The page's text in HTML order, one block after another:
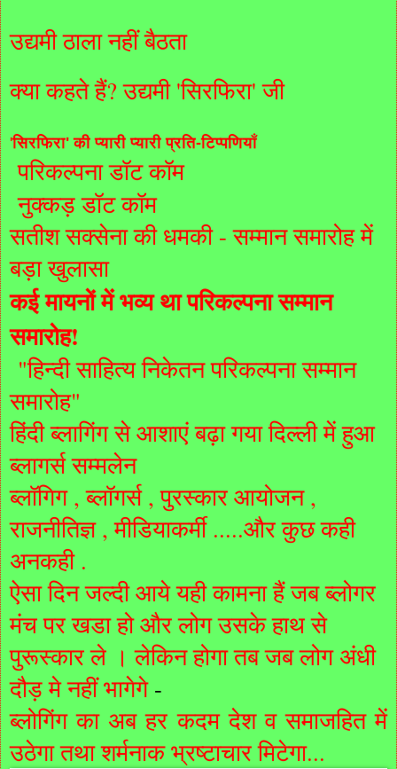
उद्यमी ठाला नहीं बैठता
क्या कहते हैं? उद्यमी 'सिरफिरा' जी
'सिरफिरा' की प्यारी प्यारी प्रति-टिप्पणियाँ
परिकल्‍पना डॉट कॉम
नुक्‍कड़ डॉट कॉम
सतीश सक्सेना की धमकी - सम्मान समारोह में
बड़ा खुलासा
कई मायनों में भव्य था परिकल्पना सम्मान
समारोह!
"हिन्दी साहित्य निकेतन परिकल्पना सम्मान
समारोह"
हिंदी ब्लागिंग से आशाएं बढ़ा गया दिल्ली में हुआ
ब्लागर्स सम्मलेन
ब्लॉगिग , ब्लॉगर्स , पुरस्कार आयोजन ,
राजनीतिज्ञ , मीडियाकर्मी .....और कुछ कही
अनकही .
ऐसा दिन जल्दी आये यही कामना हैं जब ब्लोगर
मंच पर खडा हो और लोग उसके हाथ से
पुरूस्कार ले । लेकिन होगा तब जब लोग अंधी
दौड़ मे नहीं भागेगे -
ब्लोगिंग का अब हर कदम देश व समाजहित में
उठेगा तथा शर्मनाक भ्रष्टाचार मिटेगा...